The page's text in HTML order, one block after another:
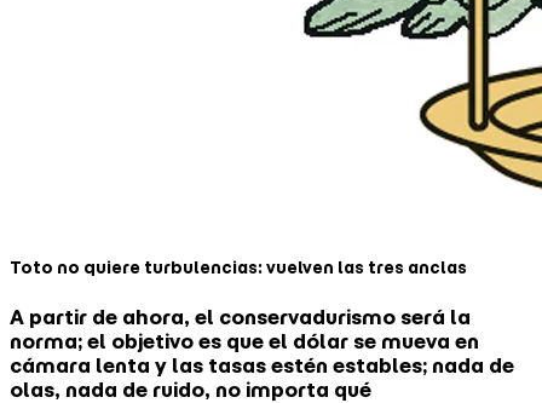
Toto no quiere turbulencias: vuelven las tres anclas
A partir de ahora, el conservadurismo será la
norma; el objetivo es que el dólar se mueva en
cámara lenta y las tasas estén estables; nada de
olas, nada de ruido, no importa qué